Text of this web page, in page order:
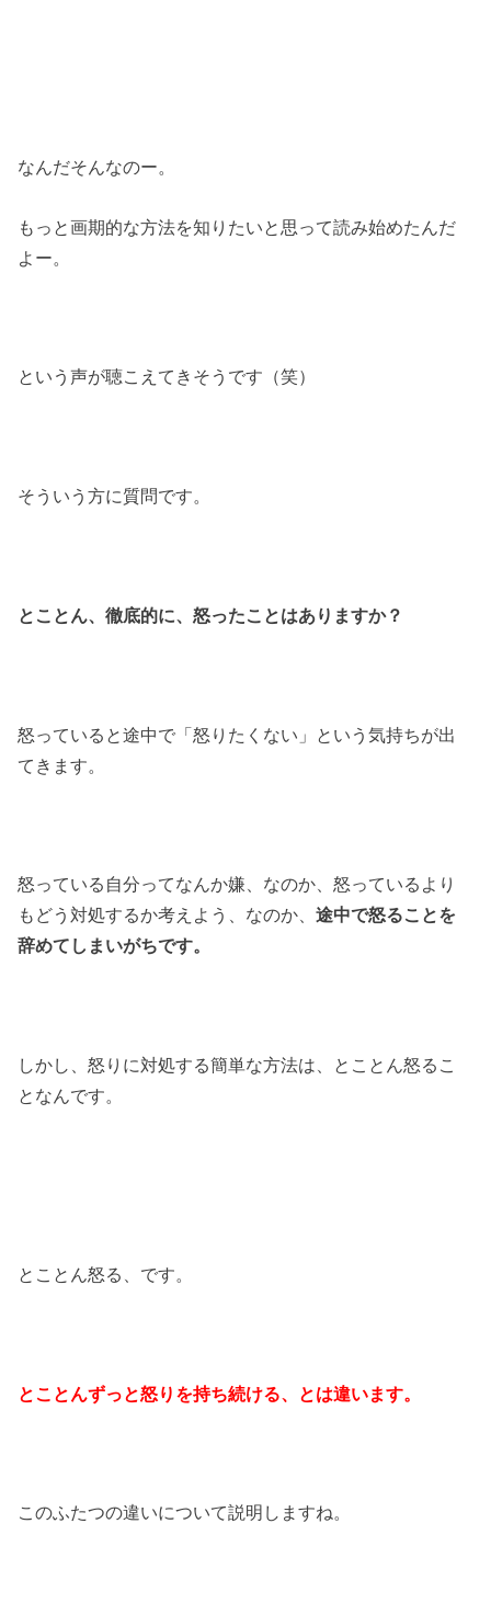
なんだそんなのー。
もっと画期的な方法を知りたいと思って読み始めたんだ
よー。
という声が聴こえてきそうです（笑）
そういう方に質問です。
とことん、徹底的に、怒ったことはありますか？
怒っていると途中で「怒りたくない」という気持ちが出
てきます。
怒っている自分ってなんか嫌、なのか、怒っているより
もどう対処するか考えよう、なのか、途中で怒ることを
辞めてしまいがちです。
しかし、怒りに対処する簡単な方法は、とことん怒るこ
となんです。
とことん怒る、です。
とことんずっと怒りを持ち続ける、とは違います。
このふたつの違いについて説明しますね。